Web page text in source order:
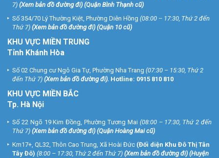
7) (Xem bản đồ đường đi) (Quận Bình Thạnh cũ)
Số 354/70 Lý Thường Kiệt, Phường Diên Hồng (08:00 – 17:30, Thứ 2 đến
Thứ 7) (Xem bản đồ đường đi) (Quận 10 cũ)
KHU VỰC MIỀN TRUNG
Tỉnh Khánh Hòa
Số 02 Chung cư Ngô Gia Tự, Phường Nha Trang (07:30 – 15:30, Thứ 2
đến Thứ 7) (Xem bản đồ đường đi). Hotline: 0915 810 810
KHU VỰC MIỀN BẮC
Tp. Hà Nội
Số 22 Ngõ 19 Kim Đồng, Phường Tương Mai (08:00 – 17:30, Thứ 2 đến
Thứ 7) (Xem bản đồ đường đi) (Quận Hoàng Mai cũ)
Km17+, QL32, Thôn Cao Trung, Xã Hoài Đức (Đối diện Khu Đô Thị Tân
Tây Đô) (8:00 – 17:30, Thứ 2 đến Thứ 7) (Xem bản đồ đường đi) (Huyện